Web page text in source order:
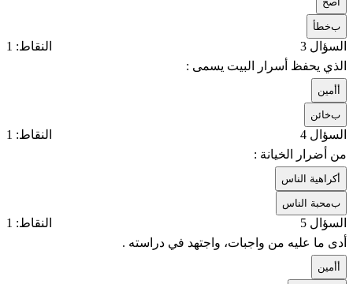
بخطأ
السؤال 3
النقاط: 1
الذي يحفظ أسرار البيت يسمى :
أمين
بخائن
السؤال 4
النقاط: 1
من أضرار الخيانة :
كراهية الناس
بمحبة الناس
السؤال 5
النقاط: 1
أدى ما عليه من واجبات، واجتهد في دراسته .
أمين